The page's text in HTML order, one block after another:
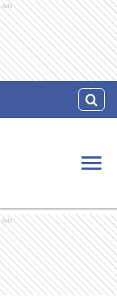
Ads
Ads